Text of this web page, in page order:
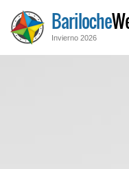
Bariloche
Invierno 2026